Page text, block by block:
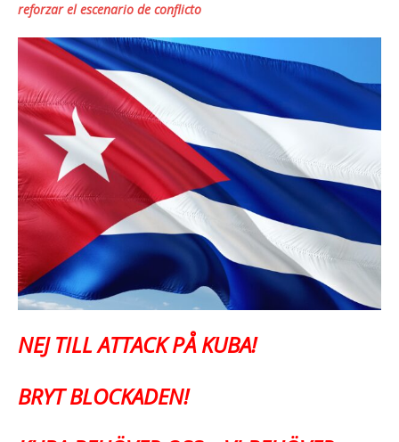
reforzar el escenario de conflicto
NEJ TILL ATTACK PÅ KUBA!
BRYT BLOCKADEN!